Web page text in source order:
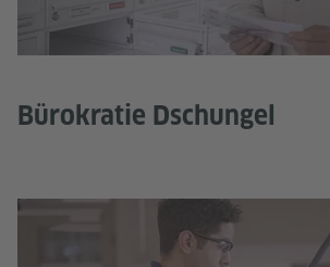
Bürokratie Dschungel